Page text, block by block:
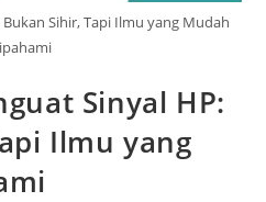
Sihir, Tapi Ilmu yang Mudah
Sinyal HP:
Ilmu yang